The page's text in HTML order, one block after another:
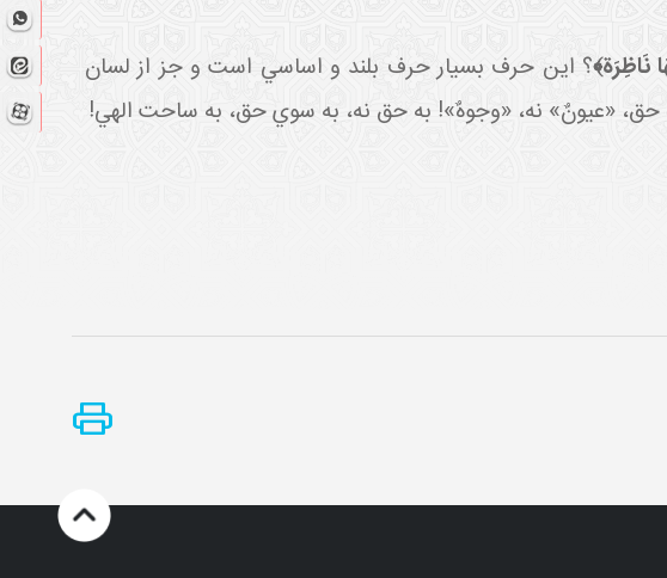
نَاظِرَة﴾؟ اين حرف بسيار حرف بلند و اساسي است و جز از لسان
«عيونٌ» نه، «وجوهٌ»! به حق نه، به سوي حق، به ساحت الهي!